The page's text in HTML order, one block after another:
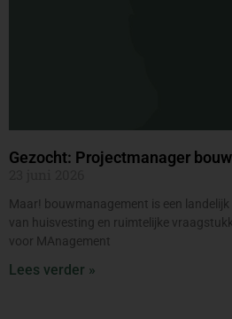
Gezocht: Projectmanager bouw
Maar! bouwmanagement is een
van huisvesting en ruimtelijke
voor MAnagement
Lees verder »